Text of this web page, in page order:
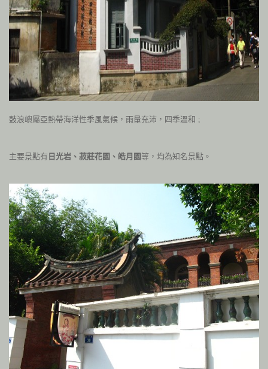
鼓浪嶼屬亞熱帶海洋性季風氣候，雨量充沛，四季溫和 ;
主要景點有 日光岩、菽莊花園、皓月園 等，均為知名景點。